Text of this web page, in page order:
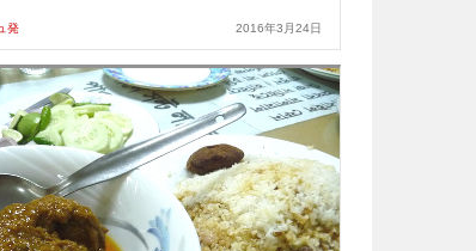
発 2016年3月24日